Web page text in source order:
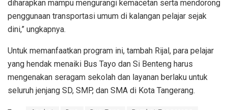
diharapkan mampu mengurangi kemacetan serta mendorong
penggunaan transportasi umum di kalangan pelajar sejak
dini,” ungkapnya.
Untuk memanfaatkan program ini, tambah Rijal, para pelajar
yang hendak menaiki Bus Tayo dan Si Benteng harus
mengenakan seragam sekolah dan layanan berlaku untuk
seluruh jenjang SD, SMP, dan SMA di Kota Tangerang.